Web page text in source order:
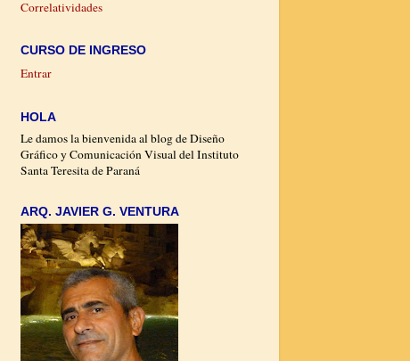
Correlatividades
CURSO DE INGRESO
Entrar
HOLA
Le damos la bienvenida al blog de Diseño
Gráfico y Comunicación Visual del Instituto
Santa Teresita de Paraná
ARQ. JAVIER G. VENTURA